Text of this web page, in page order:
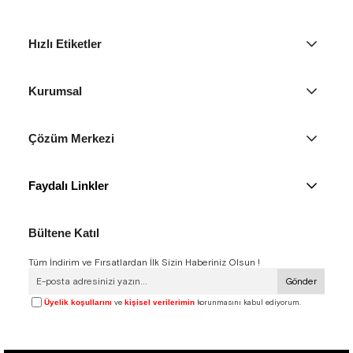
Hızlı Etiketler
Kurumsal
Çözüm Merkezi
Faydalı Linkler
Bültene Katıl
Tüm İndirim ve Fırsatlardan İlk Sizin Haberiniz Olsun !
Gönder
Üyelik koşullarını ve kişisel verileriminkorunmasını kabul ediyorum.